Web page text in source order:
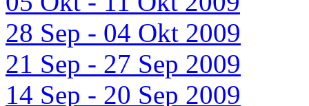
28 Sep - 04 Okt 2009
21 Sep - 27 Sep 2009
14 Sep - 20 Sep 2009